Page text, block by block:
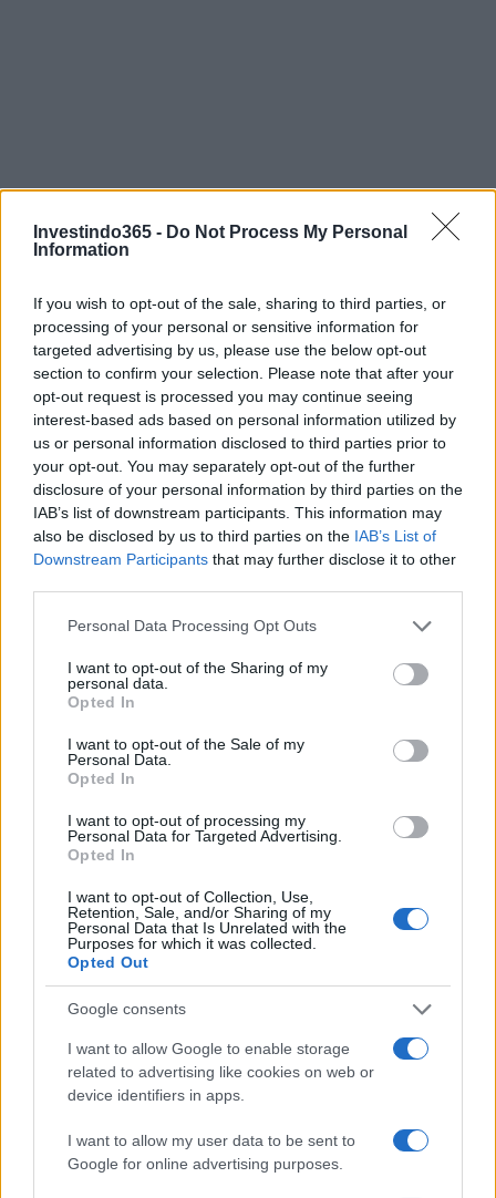
Investindo365 - Do Not Process My Personal
Information
If you wish to opt-out of the sale, sharing to third parties, or
processing of your personal or sensitive information for
targeted advertising by us, please use the below opt-out
section to confirm your selection. Please note that after your
opt-out request is processed you may continue seeing
interest-based ads based on personal information utilized by
us or personal information disclosed to third parties prior to
your opt-out. You may separately opt-out of the further
disclosure of your personal information by third parties on the
IAB’s list of downstream participants. This information may
also be disclosed by us to third parties on the IAB’s List of
Downstream Participants that may further disclose it to other
Please note that this website/app uses one or more Google
not limited to your visit or usage behaviour. You may click to
grant or deny consent to Google and its third-party tags to
use your data for below specified purposes in below Google
consent section.
Personal Data Processing Opt Outs
I want to opt-out of the Sharing of my
personal data.
Opted In
I want to opt-out of the Sale of my
Personal Data.
Opted In
I want to opt-out of processing my
Personal Data for Targeted Advertising.
Opted In
I want to opt-out of Collection, Use,
Retention, Sale, and/or Sharing of my
Personal Data that Is Unrelated with the
Purposes for which it was collected.
Opted Out
Google consents
I want to allow Google to enable storage
related to advertising like cookies on web or
device identifiers in apps.
I want to allow my user data to be sent to
Google for online advertising purposes.
Continue lendo
INVESTIMENTOS
Como criar uma carteira de investimentos diversificada e
equilibrada
Bruno Costa · 4 ago 2026
INVESTIMENTOS